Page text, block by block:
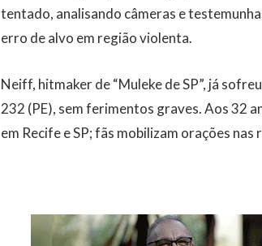
tentado, analisando câmeras e
erro de alvo em região violenta.
Neiff, hitmaker de “Muleke de SP”, já
232 (PE), sem ferimentos graves. Aos 32
em Recife e SP; fãs mobilizam orações nas